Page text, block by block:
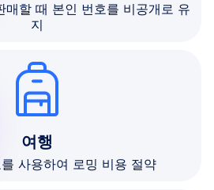
매할 때 본인 번호를 비공개로 유
지
여행
사용하여 로밍 비용 절약